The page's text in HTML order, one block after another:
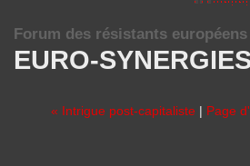
EURO-
Forum des résistants européens
« Intrigue post-capitaliste | Page